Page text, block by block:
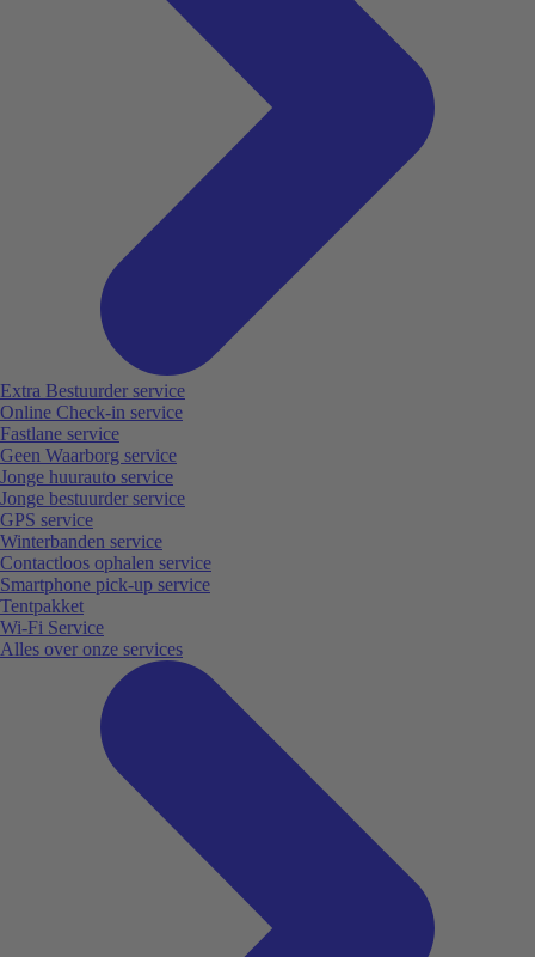
Extra Bestuurder service
Online Check-in service
Fastlane service
Geen Waarborg service
Jonge huurauto service
Jonge bestuurder service
GPS service
Winterbanden service
Contactloos ophalen service
Smartphone pick-up service
Tentpakket
Wi-Fi Service
Alles over onze services